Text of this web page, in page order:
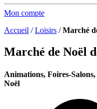
Mon compte
Accueil /Loisirs /Marché
Marché de Noël
Animations, Foires-
Noël